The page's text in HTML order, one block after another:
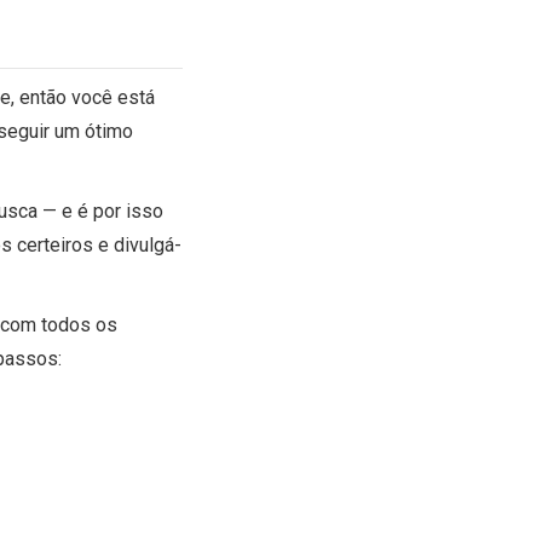
então você está
um ótimo
— e é por isso
certeiros e divulgá-
todos os